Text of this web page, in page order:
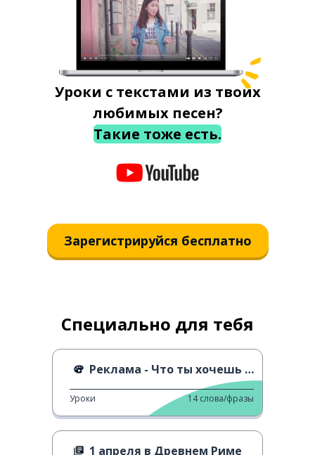
Уроки с текстами из твоих
любимых песен?
Такие тоже есть.
Зарегистрируйся бесплатно
Специально для тебя
Реклама - Что ты хочешь делать, когда вырастешь?
Уроки 14 слова/фразы
1 апреля в Древнем Риме